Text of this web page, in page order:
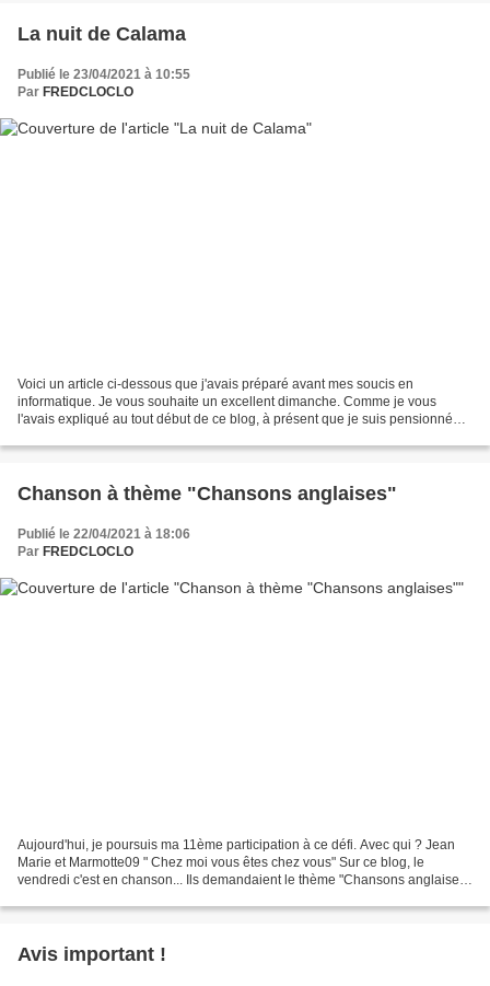
La nuit de Calama
Publié le 23/04/2021 à 10:55
Par FREDCLOCLO
Voici un article ci-dessous que j'avais préparé avant mes soucis en
informatique. Je vous souhaite un excellent dimanche. Comme je vous
l'avais expliqué au tout début de ce blog, à présent que je suis pensionné
Chanson à thème "Chansons anglaises"
Publié le 22/04/2021 à 18:06
Par FREDCLOCLO
Aujourd'hui, je poursuis ma 11ème participation à ce défi. Avec qui ? Jean
Marie et Marmotte09 " Chez moi vous êtes chez vous" Sur ce blog, le
vendredi c'est en chanson... Ils demandaient le thème "Chansons anglaises"
Avis important !